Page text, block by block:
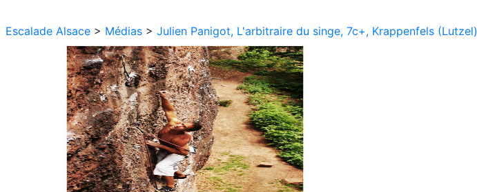
Escalade Alsace > Médias > Julien Panigot, L'arbitraire du singe, 7c+, Krappenfels (Lutzel)